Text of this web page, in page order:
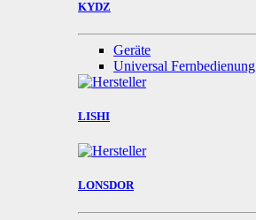
KYDZ
Geräte
Universal Fernbedienung
LISHI
LONSDOR